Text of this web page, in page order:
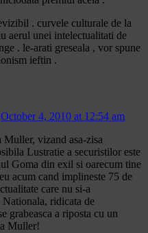
. curvele culturale de la
aerul unei intelectualitati de
. le-arati greseala , vor spune
ieftin .
October 4, 2010 at 12:54 am
vizand asa-zisa
Lustratie a securistilor este
Goma din exil si oarecum tine
acum cand implineste 75 de
care nu si-a
ridicata de
grabeasca a riposta cu un
Muller!